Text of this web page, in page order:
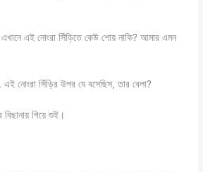
এই নোংরা সিঁড়িতে কেউ শোয় নাকি? আমার এমন
নোংরা সিঁড়ির উপর যে বসেছিস, তার বেলা?
গিয়ে শুই।